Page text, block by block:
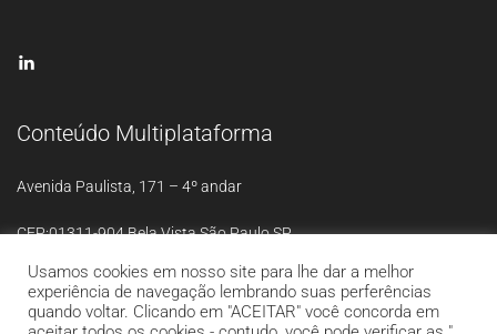
Conteúdo Multiplataforma
Avenida Paulista, 171 – 4º andar
CEP:01311-904 Bela Vista São Paulo SP
Usamos cookies em nosso site para lhe dar a melhor
experiência de navegação lembrando suas perferências
quando voltar. Clicando em "ACEITAR" você concorda em